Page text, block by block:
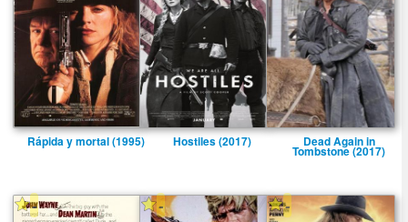
Rápida y mortal (1995) Hostiles (2017) Dead Again in
Tombstone (2017)
- - -